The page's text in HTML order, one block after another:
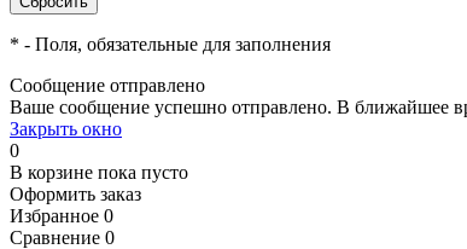
* - Поля, обязательные для заполнения
Сообщение отправлено
Ваше сообщение успешно отправлено. В ближайшее
Закрыть окно
0
В корзине пока пусто
Оформить заказ
Избранное 0
Сравнение 0